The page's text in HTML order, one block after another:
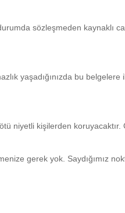
sözleşmeden kaynaklı
yaşadığınızda bu belgelere
niyetli kişilerden koruyacaktır.
gerek yok. Saydığımız